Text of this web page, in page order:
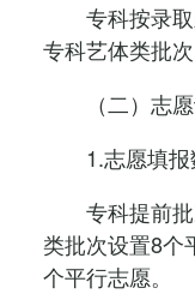
专科按录
专科艺体类批
（二）志
1.志愿填
专科提前
类批次设置8个
个平行志愿。